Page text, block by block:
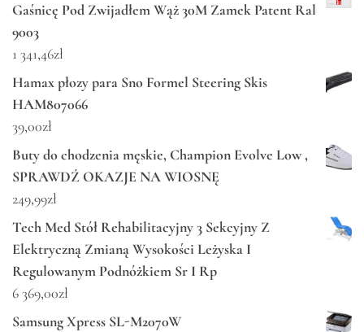
Gaśnicę Pod Zwijadłem Wąż 30M Zamek Patent Ral
9003
1 341,46zł
Hamax płozy para Sno Formel Steering Skis
HAM807066
39,00zł
Buty do chodzenia męskie, Champion Evolve Low ,
SPRAWDŹ OKAZJE NA WIOSNĘ
249,99zł
Tech Med Stół Rehabilitacyjny 3 Sekcyjny Z
Elektryczną Zmianą Wysokości Leżyska I
Regulowanym Podnóżkiem Sr I Rp
6 369,00zł
Samsung Xpress SL-M2070W